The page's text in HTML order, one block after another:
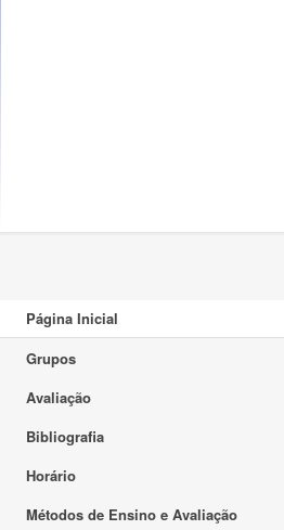
Página Inicial
Grupos
Avaliação
Bibliografia
Horário
Métodos de Ensino e Avaliação